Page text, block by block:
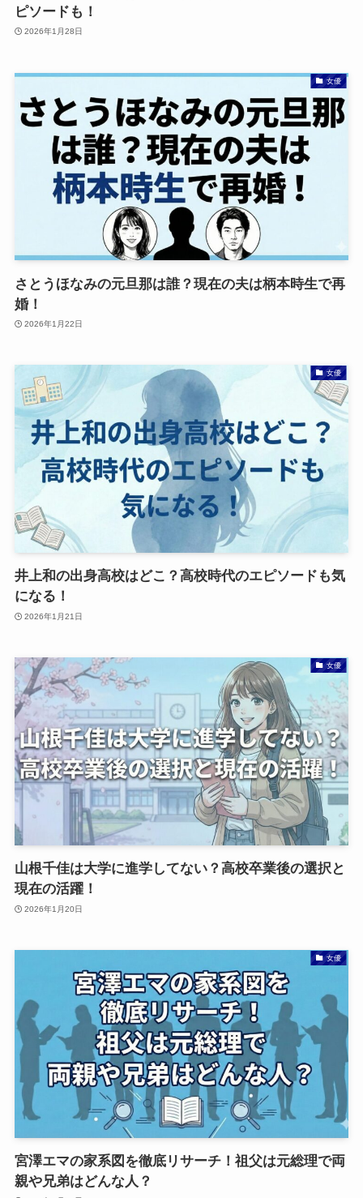
ピソードも！
2026年1月28日
女優
さとうほなみの元旦那は誰？現在の夫は柄本時生で再
婚！
2026年1月22日
女優
井上和の出身高校はどこ？高校時代のエピソードも気
になる！
2026年1月21日
女優
山根千佳は大学に進学してない？高校卒業後の選択と
現在の活躍！
2026年1月20日
女優
宮澤エマの家系図を徹底リサーチ！祖父は元総理で両
親や兄弟はどんな人？